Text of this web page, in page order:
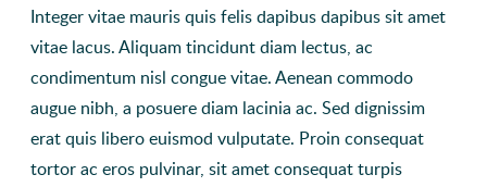
Integer vitae mauris quis felis dapibus dapibus sit amet
vitae lacus. Aliquam tincidunt diam lectus, ac
condimentum nisl congue vitae. Aenean commodo
augue nibh, a posuere diam lacinia ac. Sed dignissim
erat quis libero euismod vulputate. Proin consequat
tortor ac eros pulvinar, sit amet consequat turpis